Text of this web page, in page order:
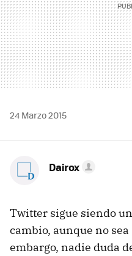
24 Marzo 2015
Dairox
Twitter sigue siendo
cambio, aunque no
embargo, nadie duda